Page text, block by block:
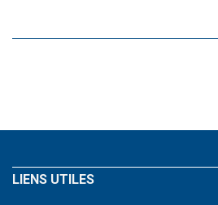
LIENS UTILES